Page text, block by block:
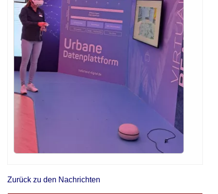
Zurück zu den Nachrichten